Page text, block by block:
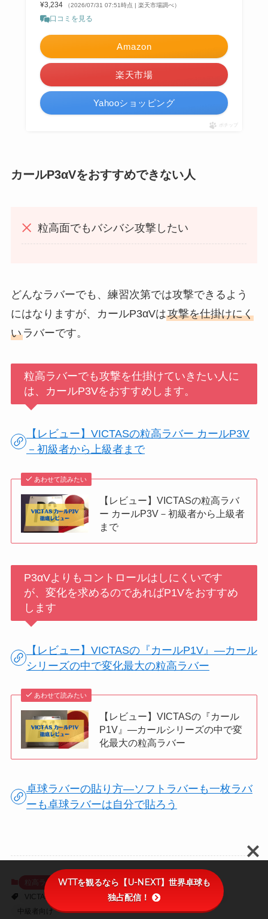
¥3,234
（2026/07/31 07:51時点 | 楽天市場調べ）
口コミを見る
Amazon
楽天市場
Yahooショッピング
ポチップ
カールP3αVをおすすめできない人
粒高面でもバシバシ攻撃したい
どんなラバーでも、練習次第では攻撃できるよう
にはなりますが、カールP3αVは攻撃を仕掛けにく
いラバーです。
粒高ラバーでも攻撃を仕掛けていきたい人に
は、カールP3Vをおすすめします。
【レビュー】VICTASの粒高ラバー カールP3V
－初級者から上級者まで
あわせて読みたい
【レビュー】VICTASの粒高ラバ
ー カールP3V－初級者から上級者
まで
P3αVよりもコントロールはしにくいです
が、変化を求めるのであればP1Vをおすすめ
します
【レビュー】VICTASの『カールP1V』―カール
シリーズの中で変化最大の粒高ラバー
あわせて読みたい
【レビュー】VICTASの『カール
P1V』―カールシリーズの中で変
化最大の粒高ラバー
卓球ラバーの貼り方―ソフトラバーも一枚ラバ
ーも卓球ラバーは自分で貼ろう
粒高ラバーレビュー
VICTAS
カールシリーズ ラバーレビュー
中級者向け
WTTを観るなら【U-NEXT】世界卓球も
独占配信！